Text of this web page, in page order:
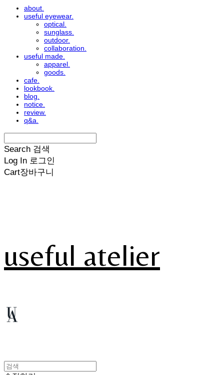
about.
useful eyewear.
optical.
sunglass.
outdoor.
collaboration.
useful made.
apparel.
goods.
cafe.
lookbook.
blog.
notice.
review.
q&a.
Search 검색
Log In 로그인
Cart장바구니
useful atelier